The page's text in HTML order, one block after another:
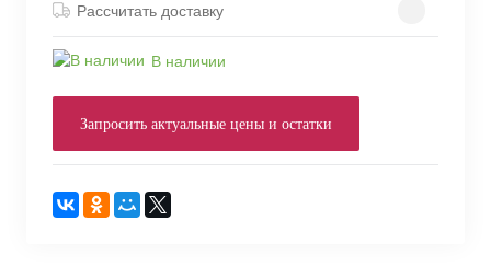
Рассчитать доставку
В наличии
Запросить актуальные цены и остатки